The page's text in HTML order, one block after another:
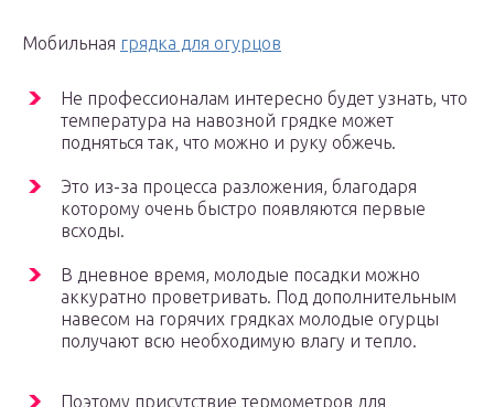
Мобильная грядка для огурцов
Не профессионалам интересно будет узнать, что
температура на навозной грядке может
подняться так, что можно и руку обжечь.
Это из-за процесса разложения, благодаря
которому очень быстро появляются первые
всходы.
В дневное время, молодые посадки можно
аккуратно проветривать. Под дополнительным
навесом на горячих грядках молодые огурцы
получают всю необходимую влагу и тепло.
Поэтому присутствие термометров для